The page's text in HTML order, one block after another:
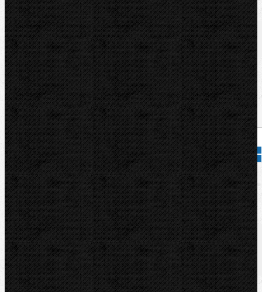
11 225,00Kč
U nás zaplatíte s DPH
13 582,25 Kč
Dostupnost:
Na dotaz
Množství:
Přidat do košíku
Kód zboží:
000297
Značka:
CBC
Popis
Videa
Zařazení
Komentáře (0)